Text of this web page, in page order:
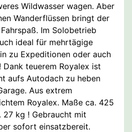
Wildwasser wagen. Aber
Wanderflüssen bringt der
Im Solobetrieb
ideal für mehrtägige
zu Expeditionen oder auch
teuerem Royalex ist
aufs Autodach zu heben
Aus extrem
Royalex. Maße ca. 425
27 kg ! Gebraucht mit
sofort einsatzbereit.